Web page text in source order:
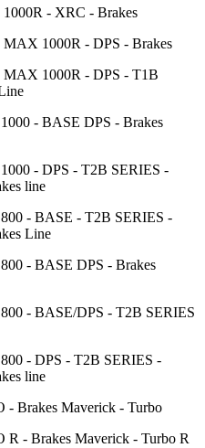
- XRC - Brakes
1000R - DPS - Brakes
1000R - DPS - T1B
- BASE DPS - Brakes
- DPS - T2B SERIES -
line
- BASE - T2B SERIES -
Line
- BASE DPS - Brakes
- BASE/DPS - T2B SERIES
- DPS - T2B SERIES -
line
Brakes Maverick - Turbo
- Brakes Maverick - Turbo R